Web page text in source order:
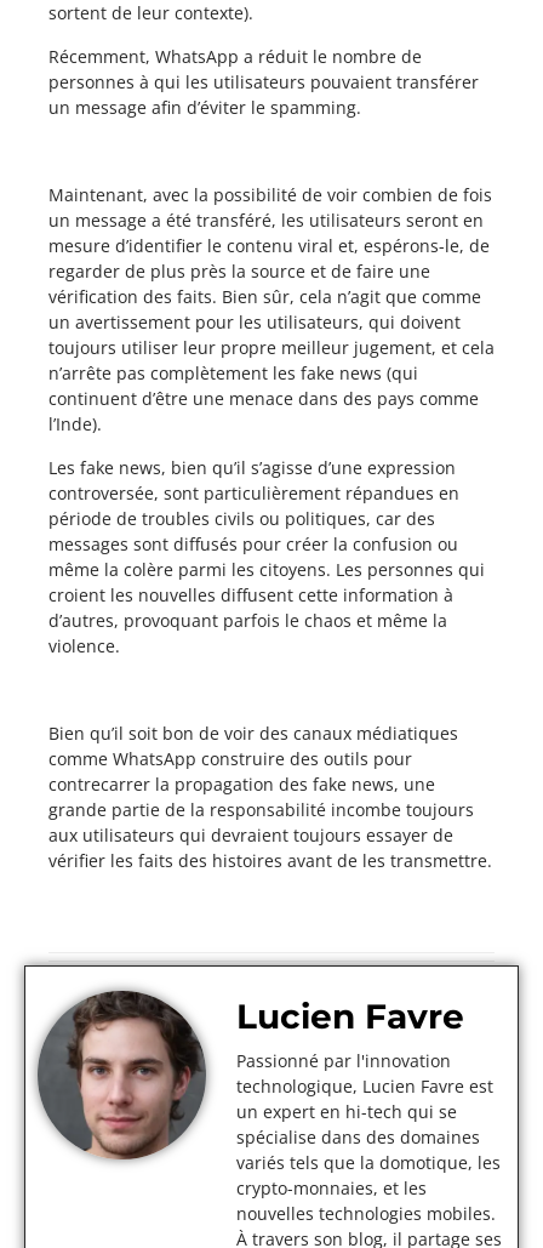
sortent de leur contexte).
Récemment, WhatsApp a réduit le nombre de
personnes à qui les utilisateurs pouvaient transférer
un message afin d’éviter le spamming.
Maintenant, avec la possibilité de voir combien de fois
un message a été transféré, les utilisateurs seront en
mesure d’identifier le contenu viral et, espérons-le, de
regarder de plus près la source et de faire une
vérification des faits. Bien sûr, cela n’agit que comme
un avertissement pour les utilisateurs, qui doivent
toujours utiliser leur propre meilleur jugement, et cela
n’arrête pas complètement les fake news (qui
continuent d’être une menace dans des pays comme
l’Inde).
Les fake news, bien qu’il s’agisse d’une expression
controversée, sont particulièrement répandues en
période de troubles civils ou politiques, car des
messages sont diffusés pour créer la confusion ou
même la colère parmi les citoyens. Les personnes qui
croient les nouvelles diffusent cette information à
d’autres, provoquant parfois le chaos et même la
violence.
Bien qu’il soit bon de voir des canaux médiatiques
comme WhatsApp construire des outils pour
contrecarrer la propagation des fake news, une
grande partie de la responsabilité incombe toujours
aux utilisateurs qui devraient toujours essayer de
vérifier les faits des histoires avant de les transmettre.
Lucien Favre
Passionné par l'innovation
technologique, Lucien Favre est
un expert en hi-tech qui se
spécialise dans des domaines
variés tels que la domotique, les
crypto-monnaies, et les
nouvelles technologies mobiles.
À travers son blog, il partage ses